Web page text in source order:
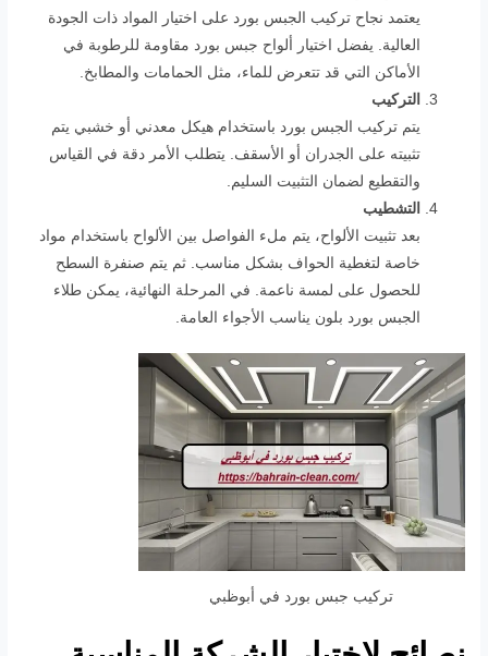
يعتمد نجاح تركيب الجبس بورد على اختيار المواد ذات الجودة
العالية. يفضل اختيار ألواح جبس بورد مقاومة للرطوبة في
الأماكن التي قد تتعرض للماء، مثل الحمامات والمطابخ.
التركيب
يتم تركيب الجبس بورد باستخدام هيكل معدني أو خشبي يتم
تثبيته على الجدران أو الأسقف. يتطلب الأمر دقة في القياس
والتقطيع لضمان التثبيت السليم.
التشطيب
بعد تثبيت الألواح، يتم ملء الفواصل بين الألواح باستخدام مواد
خاصة لتغطية الحواف بشكل مناسب. ثم يتم صنفرة السطح
للحصول على لمسة ناعمة. في المرحلة النهائية، يمكن طلاء
الجبس بورد بلون يناسب الأجواء العامة.
تركيب جبس بورد في أبوظبي